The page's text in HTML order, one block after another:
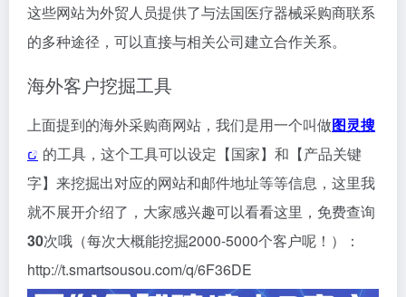
这些网站为外贸人员提供了与法国医疗器械采购商联系
的多种途径，可以直接与相关公司建立合作关系。
海外客户挖掘工具
上面提到的海外采购商网站，我们是用一个叫做图灵搜
的工具，这个工具可以设定【国家】和【产品关键
字】来挖掘出对应的网站和邮件地址等等信息，这里我
就不展开介绍了，大家感兴趣可以看看这里，免费查询
30次哦（每次大概能挖掘2000-5000个客户呢！）：
http://t.smartsousou.com/q/6F36DE